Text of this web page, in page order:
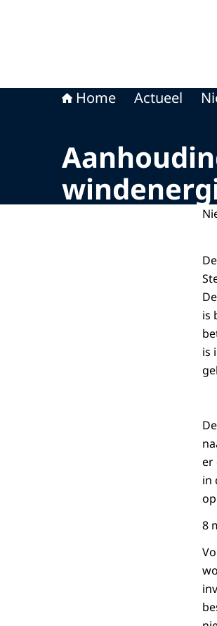
Home Actueel
is
is
er
in
8